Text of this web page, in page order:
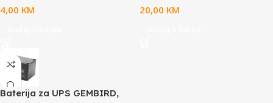
4,00 KM
20,00 KM
Baterija za UPS GEMBIRD,